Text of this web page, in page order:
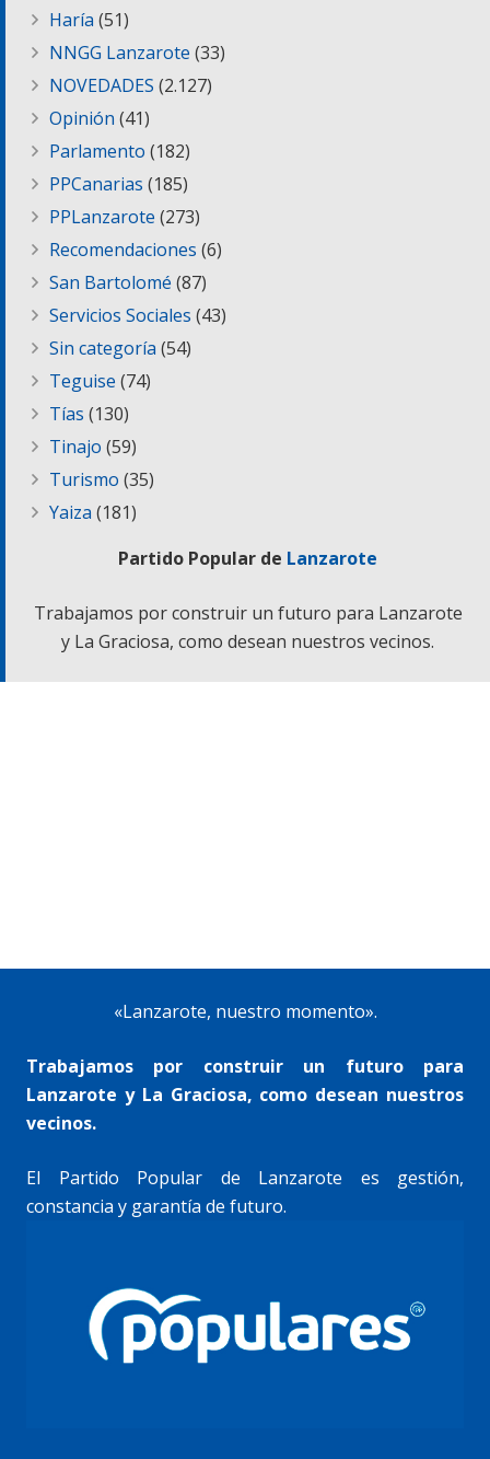
Haría (51)
NNGG Lanzarote (33)
NOVEDADES (2.127)
Opinión (41)
Parlamento (182)
PPCanarias (185)
PPLanzarote (273)
Recomendaciones (6)
San Bartolomé (87)
Servicios Sociales (43)
Sin categoría (54)
Teguise (74)
Tías (130)
Tinajo (59)
Turismo (35)
Yaiza (181)
Partido Popular de Lanzarote
Trabajamos por construir un futuro para Lanzarote
y La Graciosa, como desean nuestros vecinos.
«Lanzarote, nuestro momento».
Trabajamos por construir un futuro para
Lanzarote y La Graciosa, como desean nuestros
vecinos.
El Partido Popular de Lanzarote es gestión,
constancia y garantía de futuro.